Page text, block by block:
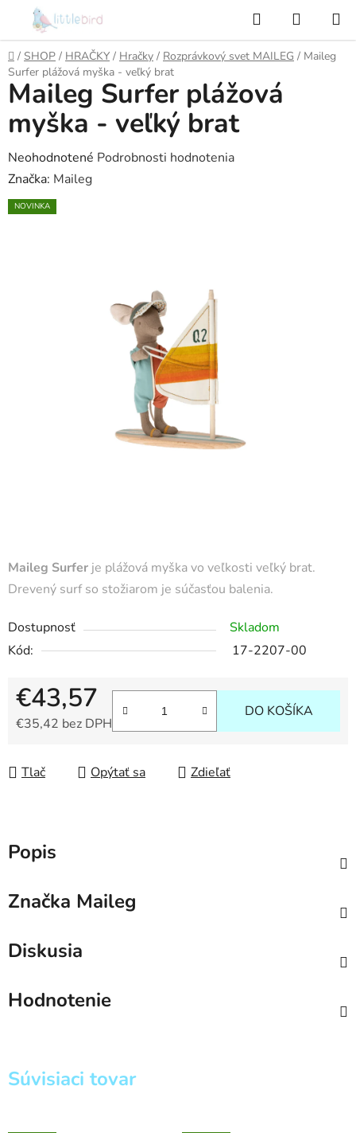
obsah
Hľadať
KOŠÍK
Domov
/ SHOP / HRAČKY / Hračky / Rozprávkový svet MAILEG / Maileg
Surfer plážová myška - veľký brat
Maileg Surfer je plážová myška vo veľkosti veľký brat.
Drevený surf so stožiarom je súčasťou balenia.
Dostupnosť
Skladom
Kód:
17-2207-00
€43,57
€35,42 bez DPH
DO KOŠÍKA
Tlač Opýtať sa Zdieľať
Maileg Surfer plážová
myška - veľký brat
Priemerné
hodnotenie
produktu
Neohodnotené Podrobnosti hodnotenia
Značka: Maileg
NOVINKA
Popis
Značka Maileg
Diskusia
Hodnotenie
Súvisiaci tovar